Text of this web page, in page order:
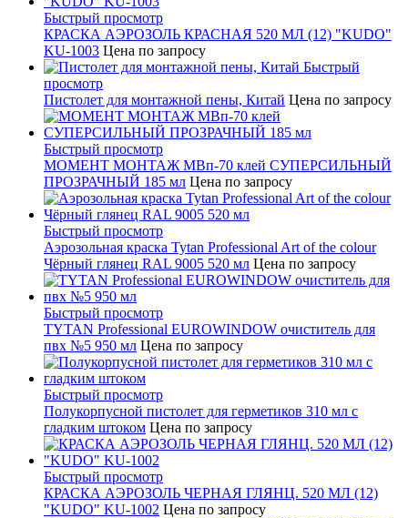
Быстрый просмотр
КРАСКА АЭРОЗОЛЬ КРАСНАЯ 520 МЛ (12) "KUDO"
KU-1003 Цена по запросу
Быстрый
просмотр
Пистолет для монтажной пены, Китай Цена по запросу
Быстрый просмотр
МОМЕНТ МОНТАЖ МВп-70 клей СУПЕРСИЛЬНЫЙ
ПРОЗРАЧНЫЙ 185 мл Цена по запросу
Быстрый просмотр
Аэрозольная краска Tytan Professional Art of the colour
Чёрный глянец RAL 9005 520 мл Цена по запросу
Быстрый просмотр
TYTAN Professional EUROWINDOW очиститель для
пвх №5 950 мл Цена по запросу
Быстрый просмотр
Полукорпусной пистолет для герметиков 310 мл с
гладким штоком Цена по запросу
Быстрый просмотр
КРАСКА АЭРОЗОЛЬ ЧЕРНАЯ ГЛЯНЦ. 520 МЛ (12)
"KUDO" KU-1002 Цена по запросу